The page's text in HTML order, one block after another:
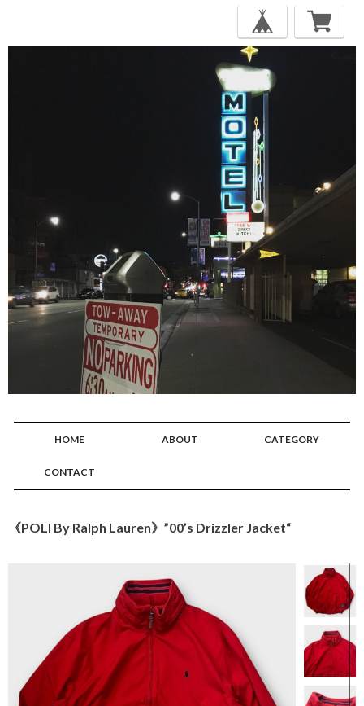
HOME ABOUT CATEGORY
CONTACT
《POLI By Ralph Lauren》”00’s Drizzler Jacket“